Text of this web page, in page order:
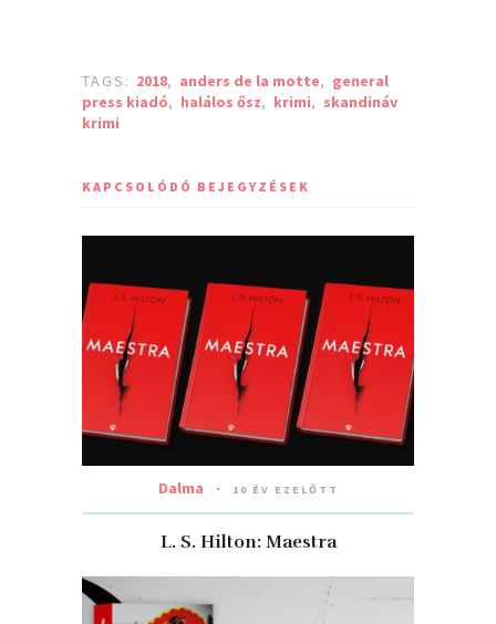
TAGS: 2018, anders de la motte, general
press kiadó, halálos ősz, krimi, skandináv
krimi
KAPCSOLÓDÓ BEJEGYZÉSEK
Dalma 10 ÉV EZELŐTT
L. S. Hilton: Maestra